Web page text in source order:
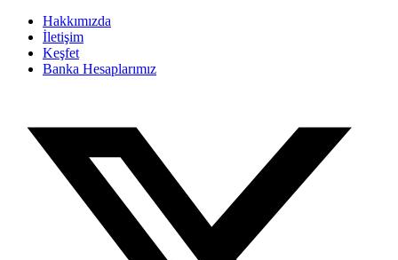
Hakkımızda
İletişim
Keşfet
Banka Hesaplarımız